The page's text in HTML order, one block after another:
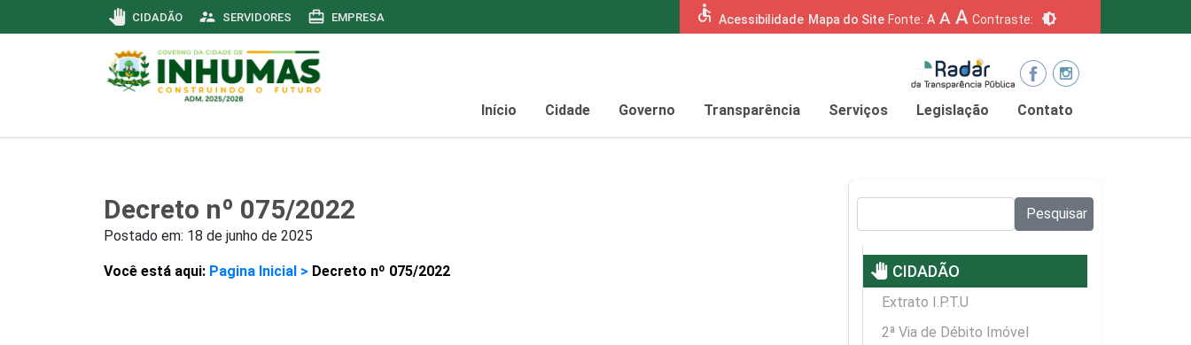
pan_tool CIDADÃO supervisor_account SERVIDORES card_travel EMPRESA accessible Acessibilidade Mapa do Site Fonte: A A A Contraste: brightness_6
Início Cidade Governo Transparência Serviços Legislação Contato
Decreto nº 075/2022
Postado em: 18 de junho de 2025
Você está aqui: Pagina Inicial > Decreto nº 075/2022
Pesquisar
pan_tool CIDADÃO
Extrato I.P.T.U
2ª Via de Débito Imóvel